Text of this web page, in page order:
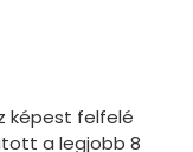
képest felfelé
a legjobb 8